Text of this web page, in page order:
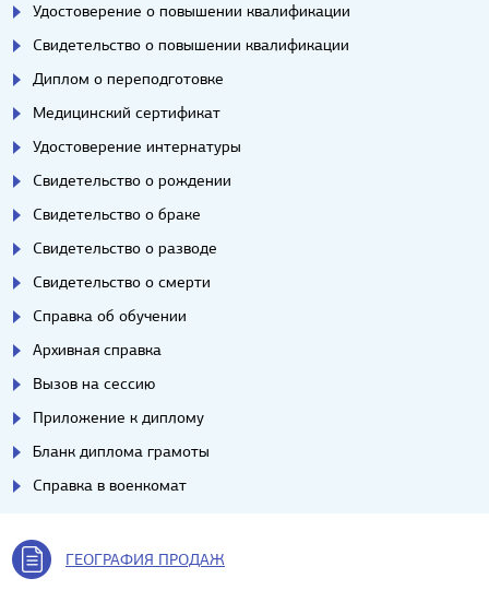
Удостоверение о повышении квалификации
Свидетельство о повышении квалификации
Диплом о переподготовке
Медицинский сертификат
Удостоверение интернатуры
Свидетельство о рождении
Свидетельство о браке
Свидетельство о разводе
Свидетельство о смерти
Справка об обучении
Архивная справка
Вызов на сессию
Приложение к диплому
Бланк диплома грамоты
Справка в военкомат
ГЕОГРАФИЯ ПРОДАЖ